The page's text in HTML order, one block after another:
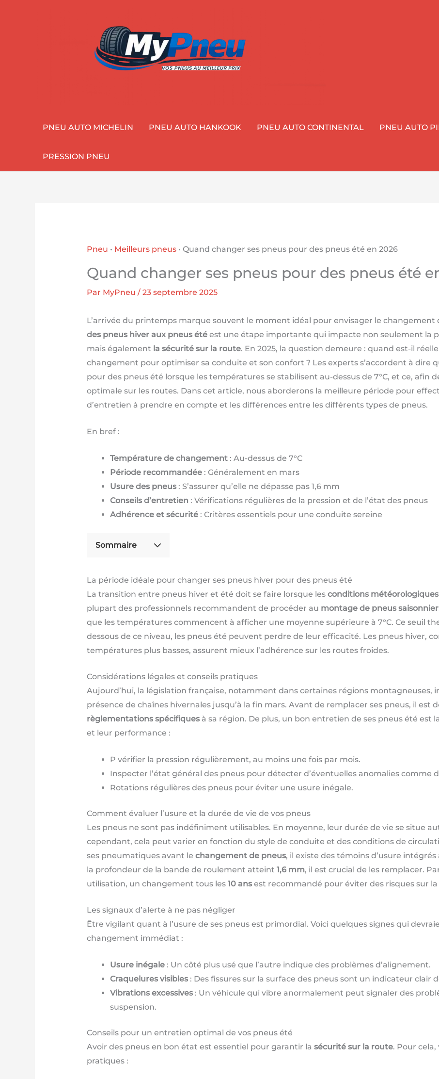
PNEU AUTO MICHELIN PNEU AUTO HANKOOK PNEU AUTO CONTINENTAL PNEU AUTO
PRESSION PNEU
Pneu • Meilleurs pneus• Quand changer ses pneus pour des pneus été en 2026
Quand changer ses pneus pour des pneus été
Par MyPneu / 23 septembre 2025
L’arrivée du printemps marque souvent le moment idéal pour envisager le changement
des pneus hiver aux pneus étéest une étape importante qui impacte non seulement la
mais également la sécurité sur la route. En 2025, la question demeure : quand est-il
changement pour optimiser sa conduite et son confort ? Les experts s’accordent à dire
pour des pneus été lorsque les températures se stabilisent au-dessus de 7°C, et ce, afin
optimale sur les routes. Dans cet article, nous aborderons la meilleure période pour
d’entretien à prendre en compte et les différences entre les différents types de pneus.
En bref :
Température de changement: Au-dessus de 7°C
Période recommandée: Généralement en mars
Usure des pneus: S’assurer qu’elle ne dépasse pas 1,6 mm
Conseils d’entretien : Vérifications régulières de la pression et de l’état des pneus
Adhérence et sécurité: Critères essentiels pour une conduite sereine
Sommaire
La période idéale pour changer ses pneus hiver pour des pneus été
La transition entre pneus hiver et été doit se faire lorsque les conditions météorologiques
plupart des professionnels recommandent de procéder au montage de pneus
que les températures commencent à afficher une moyenne supérieure à 7°C. Ce seuil
dessous de ce niveau, les pneus été peuvent perdre de leur efficacité. Les pneus hiver,
températures plus basses, assurent mieux l’adhérence sur les routes froides.
Considérations légales et conseils pratiques
Aujourd’hui, la législation française, notamment dans certaines régions montagneuses,
présence de chaînes hivernales jusqu’à la fin mars. Avant de remplacer ses pneus, il est
règlementations spécifiquesà sa région. De plus, un bon entretien de ses pneus été est
et leur performance :
P vérifier la pression régulièrement, au moins une fois par mois.
Inspecter l’état général des pneus pour détecter d’éventuelles anomalies comme
Rotations régulières des pneus pour éviter une usure inégale.
Comment évaluer l’usure et la durée de vie de vos pneus
Les pneus ne sont pas indéfiniment utilisables. En moyenne, leur durée de vie se situe
cependant, cela peut varier en fonction du style de conduite et des conditions de
ses pneumatiques avant le changement de pneus, il existe des témoins d’usure
la profondeur de la bande de roulement atteint 1,6 mm, il est crucial de les remplacer.
utilisation, un changement tous les 10 ansest recommandé pour éviter des risques sur
Les signaux d’alerte à ne pas négliger
Être vigilant quant à l’usure de ses pneus est primordial. Voici quelques signes qui
changement immédiat :
Usure inégale: Un côté plus usé que l’autre indique des problèmes d’alignement.
Craquelures visibles: Des fissures sur la surface des pneus sont un indicateur clair
Vibrations excessives: Un véhicule qui vibre anormalement peut signaler des
suspension.
Conseils pour un entretien optimal de vos pneus été
Avoir des pneus en bon état est essentiel pour garantir la sécurité sur la route. Pour cela,
pratiques :